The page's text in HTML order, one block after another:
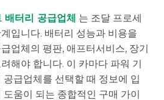
배터리 공급업체 는 조달 프로세
입니다. 배터리 성능과 비용을
업체의 평판, 애프터서비스, 장기
해야 합니다. 이 카마다 파워 기
급업체를 선택할 때 정보에 입
움이 되는 종합적인 구매 가이